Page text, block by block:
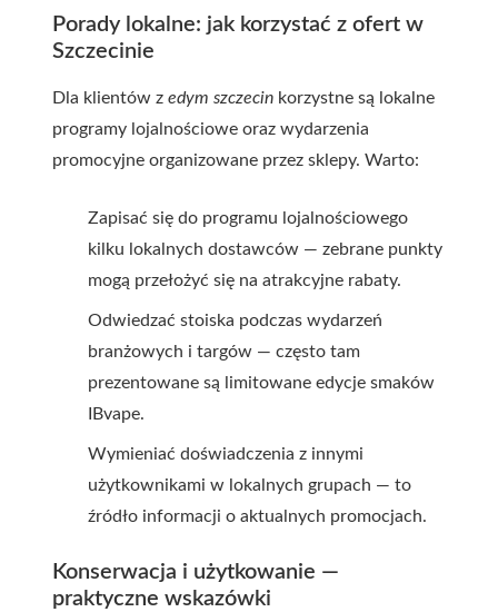
Porady lokalne: jak korzystać z ofert w
Szczecinie
Dla klientów z edym szczecin korzystne są lokalne
programy lojalnościowe oraz wydarzenia
promocyjne organizowane przez sklepy. Warto:
Zapisać się do programu lojalnościowego
kilku lokalnych dostawców — zebrane punkty
mogą przełożyć się na atrakcyjne rabaty.
Odwiedzać stoiska podczas wydarzeń
branżowych i targów — często tam
prezentowane są limitowane edycje smaków
IBvape.
Wymieniać doświadczenia z innymi
użytkownikami w lokalnych grupach — to
źródło informacji o aktualnych promocjach.
Konserwacja i użytkowanie —
praktyczne wskazówki